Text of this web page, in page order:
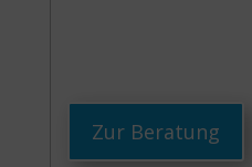
Zur Beratung